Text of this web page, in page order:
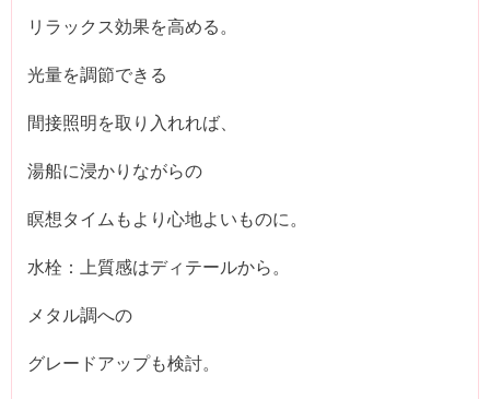
リラックス効果を高める。
光量を調節できる
間接照明を取り入れれば、
湯船に浸かりながらの
瞑想タイムもより心地よいものに。
水栓：上質感はディテールから。
メタル調への
グレードアップも検討。